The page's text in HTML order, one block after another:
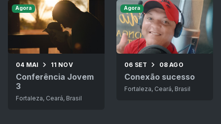
04 MAI 11 NOV
Conferência Jovem
3
Fortaleza, Ceará, Brasil
Agora
06 SET 08 AGO
Conexão sucesso
Fortaleza, Ceará, Brasil
Agora